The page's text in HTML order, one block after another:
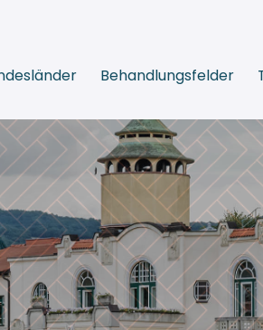
Behandlungsfelder